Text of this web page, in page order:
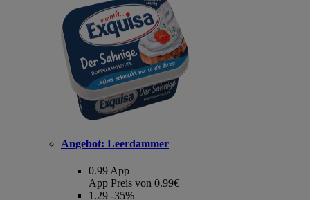
Angebot: Leerdammer
0.99 App
App Preis von 0.99€
1.29 -35%